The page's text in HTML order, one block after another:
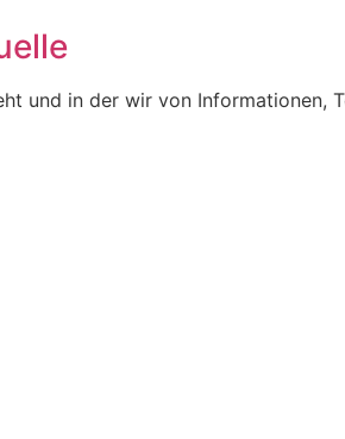
und in der wir von Informationen,